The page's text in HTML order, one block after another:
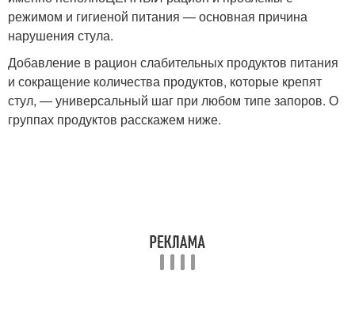
режимом и гигиеной питания — основная причина
нарушения стула.
Добавление в рацион слабительных продуктов питания
и сокращение количества продуктов, которые крепят
стул, — универсальный шаг при любом типе запоров. О
группах продуктов расскажем ниже.